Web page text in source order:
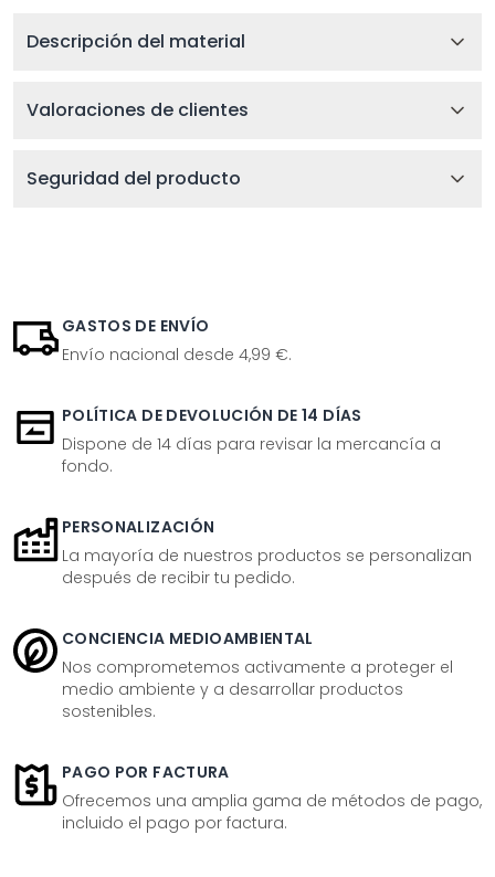
Descripción del material
Valoraciones de clientes
Seguridad del producto
GASTOS DE ENVÍO
Envío nacional desde 4,99 €.
POLÍTICA DE DEVOLUCIÓN DE 14 DÍAS
Dispone de 14 días para revisar la mercancía a
fondo.
PERSONALIZACIÓN
La mayoría de nuestros productos se personalizan
después de recibir tu pedido.
CONCIENCIA MEDIOAMBIENTAL
Nos comprometemos activamente a proteger el
medio ambiente y a desarrollar productos
sostenibles.
PAGO POR FACTURA
Ofrecemos una amplia gama de métodos de pago,
incluido el pago por factura.